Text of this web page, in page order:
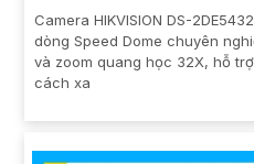
Camera HIKVISION DS-
dòng Speed Dome chuyên
và zoom quang học 32X, hỗ
cách xa